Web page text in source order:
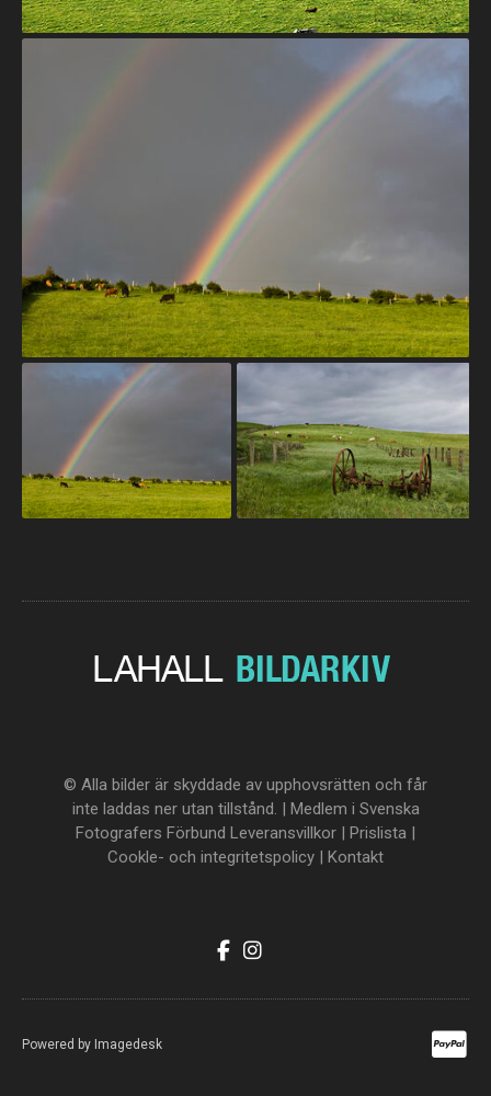
© Alla bilder är skyddade av upphovsrätten och får
inte laddas ner utan tillstånd. | Medlem i Svenska
Fotografers Förbund Leveransvillkor | Prislista |
Cookle- och integritetspolicy | Kontakt
Powered by Imagedesk